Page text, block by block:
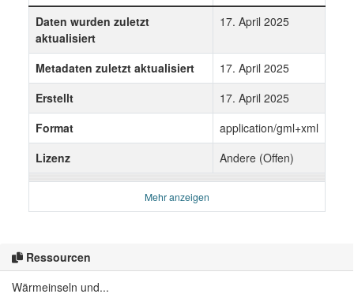
Ressourcen
Wärmeinseln und...
Daten wurden zuletzt
aktualisiert
17. April 2025
Metadaten zuletzt aktualisiert
17. April 2025
Erstellt
17. April 2025
Format
application/gml+xml
Lizenz
Andere (Offen)
Mehr anzeigen